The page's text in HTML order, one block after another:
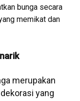
bunga secara
memikat dan
merupakan
yang